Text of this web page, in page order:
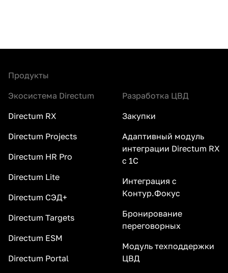
Продукты
Экосистема Directum
Directum RX
Directum Projects
Directum HR Pro
Directum Lite
Directum СЭД+
Directum Targets
Directum ESM
Directum Portal
Разработка ЦВД
Закупки
Адаптивный модуль
интеграции Directum RX
с 1С
Интеграция с
Контур.Фокус
Бронирование
переговорных
Модуль техподдержки
ЦВД